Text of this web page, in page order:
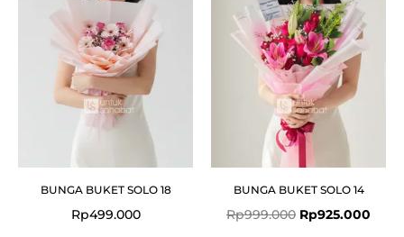
BUNGA BUKET SOLO 18
Rp499.000
BUNGA BUKET SOLO 14
Rp999.000 Rp925.000